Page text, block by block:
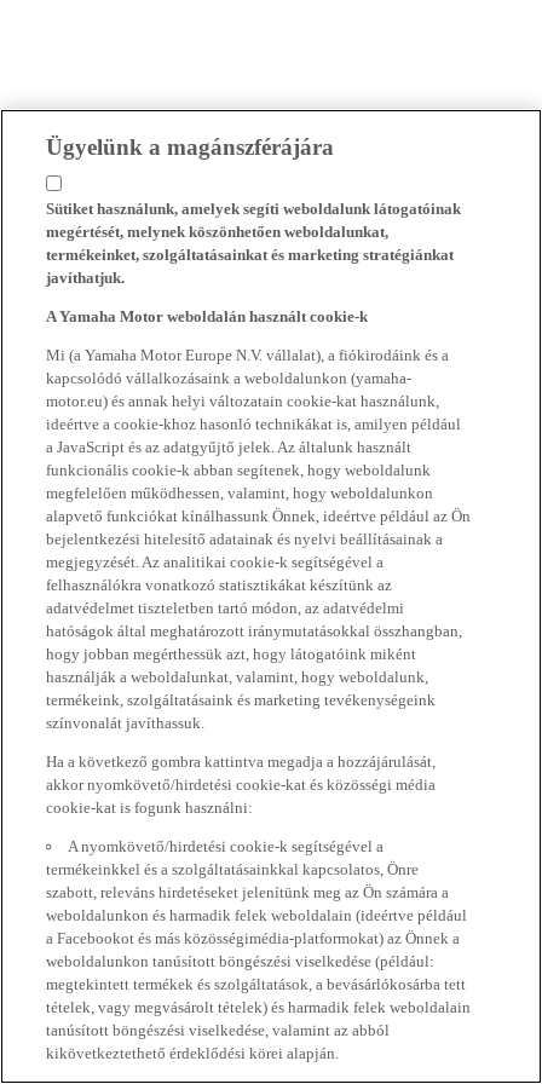
Ügyelünk a magánszférájára
Sütiket használunk, amelyek segíti weboldalunk látogatóinak
megértését, melynek köszönhetően weboldalunkat,
termékeinket, szolgáltatásainkat és marketing stratégiánkat
javíthatjuk.
A Yamaha Motor weboldalán használt cookie-k
Mi (a Yamaha Motor Europe N.V. vállalat), a fiókirodáink és a
kapcsolódó vállalkozásaink a weboldalunkon (yamaha-
motor.eu) és annak helyi változatain cookie-kat használunk,
ideértve a cookie-khoz hasonló technikákat is, amilyen például
a JavaScript és az adatgyűjtő jelek. Az általunk használt
funkcionális cookie-k abban segítenek, hogy weboldalunk
megfelelően működhessen, valamint, hogy weboldalunkon
alapvető funkciókat kínálhassunk Önnek, ideértve például az Ön
bejelentkezési hitelesítő adatainak és nyelvi beállításainak a
megjegyzését. Az analitikai cookie-k segítségével a
felhasználókra vonatkozó statisztikákat készítünk az
adatvédelmet tiszteletben tartó módon, az adatvédelmi
hatóságok által meghatározott iránymutatásokkal összhangban,
hogy jobban megérthessük azt, hogy látogatóink miként
használják a weboldalunkat, valamint, hogy weboldalunk,
termékeink, szolgáltatásaink és marketing tevékenységeink
színvonalát javíthassuk.
Ha a következő gombra kattintva megadja a hozzájárulását,
akkor nyomkövető/hirdetési cookie-kat és közösségi média
cookie-kat is fogunk használni:
A nyomkövető/hirdetési cookie-k segítségével a
termékeinkkel és a szolgáltatásainkkal kapcsolatos, Önre
szabott, releváns hirdetéseket jelenítünk meg az Ön számára a
weboldalunkon és harmadik felek weboldalain (ideértve például
a Facebookot és más közösségimédia-platformokat) az Önnek a
weboldalunkon tanúsított böngészési viselkedése (például:
megtekintett termékek és szolgáltatások, a bevásárlókosárba tett
tételek, vagy megvásárolt tételek) és harmadik felek weboldalain
tanúsított böngészési viselkedése, valamint az abból
kikövetkeztethető érdeklődési körei alapján.